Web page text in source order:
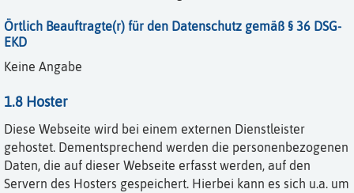
Örtlich Beauftragte(r) für den Datenschutz gemäß § 36 DSG-
EKD
Keine Angabe
1.8 Hoster
Diese Webseite wird bei einem externen Dienstleister
gehostet. Dementsprechend werden die personenbezogenen
Daten, die auf dieser Webseite erfasst werden, auf den
Servern des Hosters gespeichert. Hierbei kann es sich u.a. um